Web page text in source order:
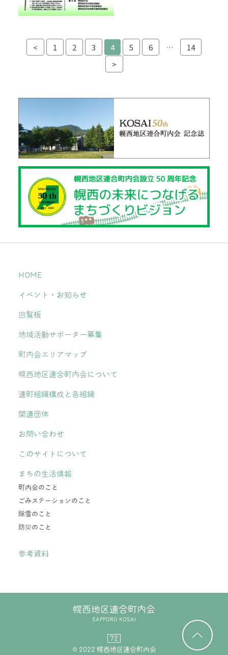
< 1 2 3 4 5 6 …
14
>
HOME
イベント・お知らせ
回覧板
地域活動サポーター募集
町内会エリアマップ
幌西地区連合町内会について
連町組織構成と各組織
関連団体
お問い合わせ
このサイトについて
まちの生活情報
町内会のこと
ごみステーションのこと
除雪のこと
防災のこと
参考資料
幌西地区連合町内会
SAPPORO KOSAI
72
© 2022 幌西地区連合町内会